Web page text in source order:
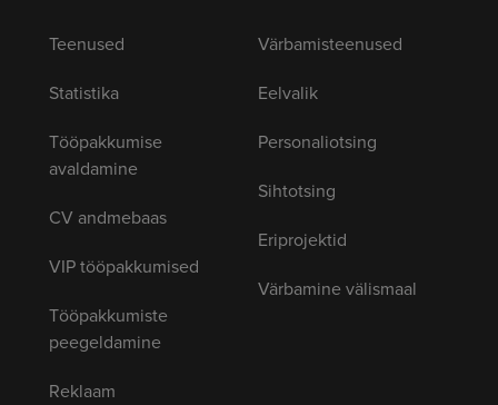
Teenused
Statistika
Tööpakkumise
avaldamine
CV andmebaas
VIP tööpakkumised
Tööpakkumiste
peegeldamine
Reklaam
Värbamisteenused
Eelvalik
Personaliotsing
Sihtotsing
Eriprojektid
Värbamine välismaal